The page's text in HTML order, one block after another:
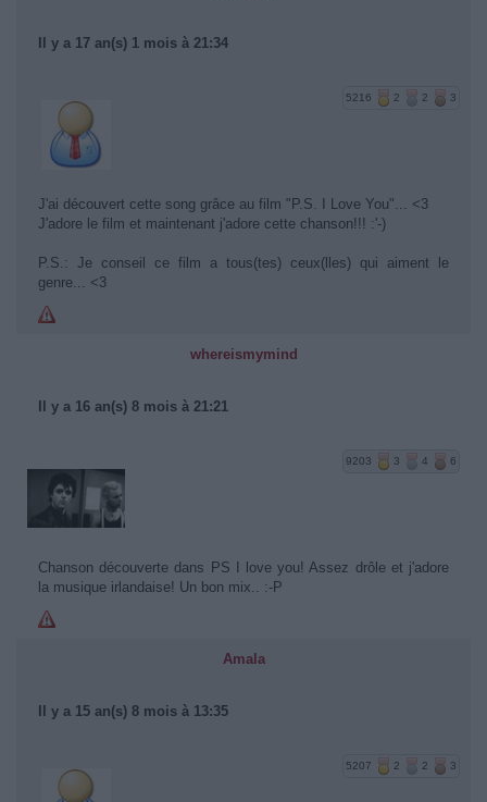
Il y a 17 an(s) 1 mois à 21:34
5216 2 2 3
J'ai découvert cette song grâce au film "P.S. I Love You"... <3
J'adore le film et maintenant j'adore cette chanson!!! :'-)
P.S.: Je conseil ce film a tous(tes) ceux(lles) qui aiment le
genre... <3
whereismymind
Il y a 16 an(s) 8 mois à 21:21
9203 3 4 6
Chanson découverte dans PS I love you! Assez drôle et j'adore
la musique irlandaise! Un bon mix.. :-P
Amala
Il y a 15 an(s) 8 mois à 13:35
5207 2 2 3